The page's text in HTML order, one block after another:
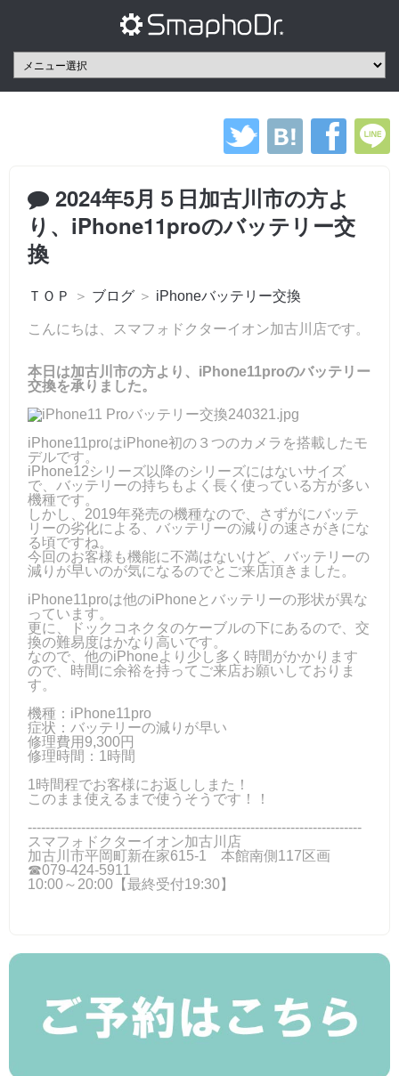
2024年5月５日加古川市の方よ
り、iPhone11proのバッテリー交
換
ＴＯＰ ＞ ブログ ＞ iPhoneバッテリー交換
こんにちは、スマフォドクターイオン加古川店です。
本日は加古川市の方より、iPhone11proのバッテリー
交換を承りました。
iPhone11proはiPhone初の３つのカメラを搭載したモ
デルです。
iPhone12シリーズ以降のシリーズにはないサイズ
で、バッテリーの持ちもよく長く使っている方が多い
機種です。
しかし、2019年発売の機種なので、さずがにバッテ
リーの劣化による、バッテリーの減りの速さがきにな
る頃ですね。
今回のお客様も機能に不満はないけど、バッテリーの
減りが早いのが気になるのでとご来店頂きました。
iPhone11proは他のiPhoneとバッテリーの形状が異な
っています。
更に、ドックコネクタのケーブルの下にあるので、交
換の難易度はかなり高いです。
なので、他のiPhoneより少し多く時間がかかります
ので、時間に余裕を持ってご来店お願いしておりま
す。
機種：iPhone11pro
症状：バッテリーの減りが早い
修理費用9,300円
修理時間：1時間
1時間程でお客様にお返ししまた！
このまま使えるまで使うそうです！！
---------------------------------------------------------------------------
スマフォドクターイオン加古川店
加古川市平岡町新在家615-1 本館南側117区画
☎079-424-5911
10:00～20:00【最終受付19:30】